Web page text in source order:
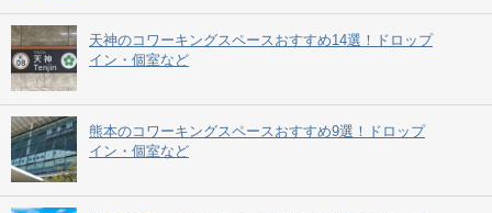
天神のコワーキングスペースおすすめ14選！ドロップ
イン・個室など
熊本のコワーキングスペースおすすめ9選！ドロップ
イン・個室など